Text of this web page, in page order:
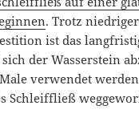
. Trotz niedriger
ist das
der Wasserstein
verwendet
Schleiffließ